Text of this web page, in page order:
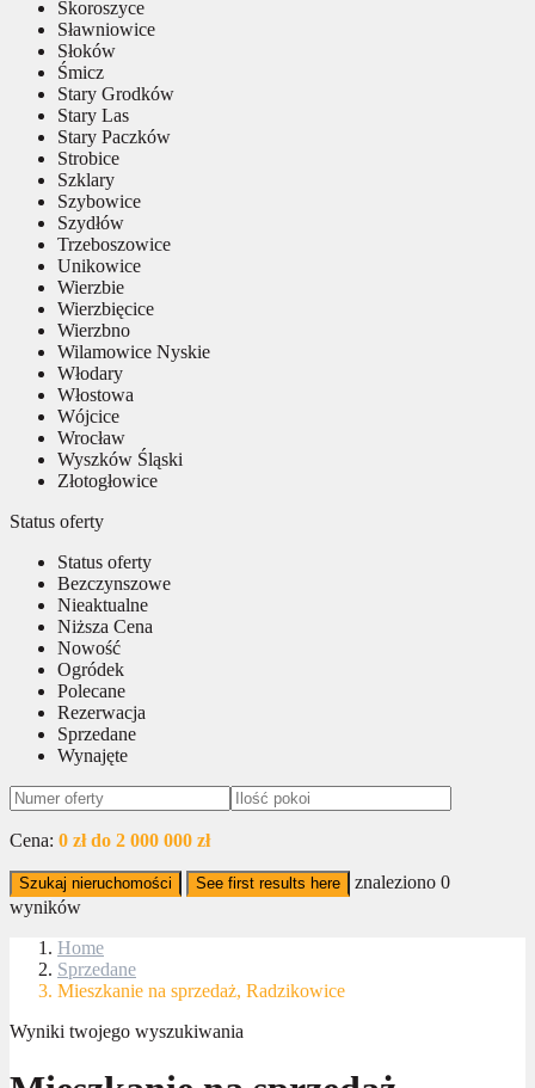
Skoroszyce
Sławniowice
Słoków
Śmicz
Stary Grodków
Stary Las
Stary Paczków
Strobice
Szklary
Szybowice
Szydłów
Trzeboszowice
Unikowice
Wierzbie
Wierzbięcice
Wierzbno
Wilamowice Nyskie
Włodary
Włostowa
Wójcice
Wrocław
Wyszków Śląski
Złotogłowice
Status oferty
Status oferty
Bezczynszowe
Nieaktualne
Niższa Cena
Nowość
Ogródek
Polecane
Rezerwacja
Sprzedane
Wynajęte
Cena: 0 zł do 2 000 000 zł
Szukaj nieruchomości See first results here znaleziono 0
wyników
Home
Sprzedane
Mieszkanie na sprzedaż, Radzikowice
Wyniki twojego wyszukiwania